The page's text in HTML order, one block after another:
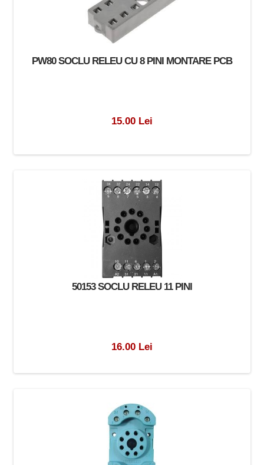
PW80 SOCLU RELEU CU 8 PINI MONTARE PCB
15.00 Lei
50153 SOCLU RELEU 11 PINI
16.00 Lei